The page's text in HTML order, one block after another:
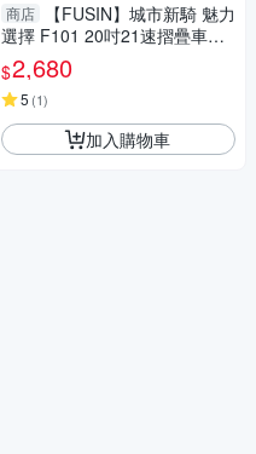
商店
【FUSIN】城市新騎 魅力
選擇 F101 20吋21速摺疊車
《DIY調整》
$2,680
5 (1)
加入購物車